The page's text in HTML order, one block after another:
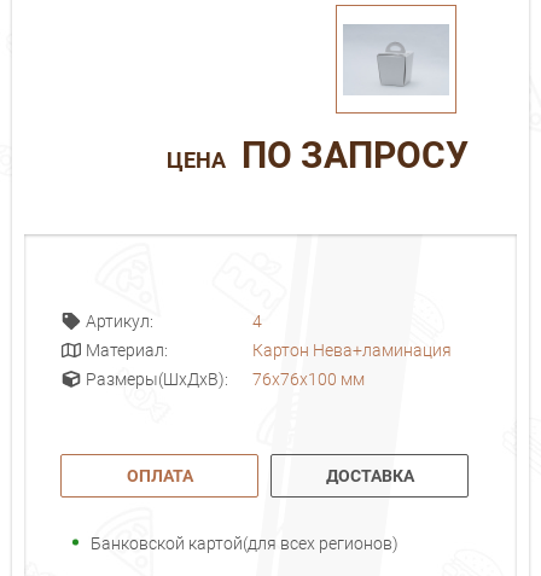
ЦЕНА ПО ЗАПРОСУ
Артикул:
4
Материал:
Картон Нева+ламинация
Размеры(ШхДхВ):
76х76х100 мм
ОПЛАТА ДОСТАВКА
Банковской картой(для всех регионов)